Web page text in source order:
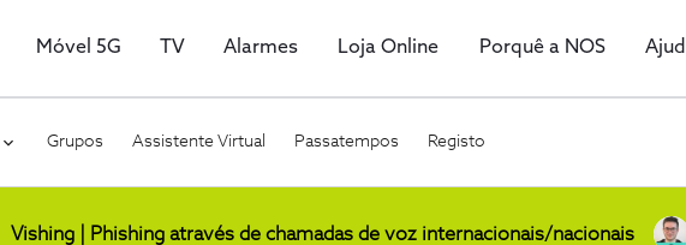
Móvel 5G TV Alarmes Loja Online Porquê a NOS
Grupos Assistente Virtual Passatempos Registo
Vishing | Phishing através de chamadas de voz internacionais/nacionais